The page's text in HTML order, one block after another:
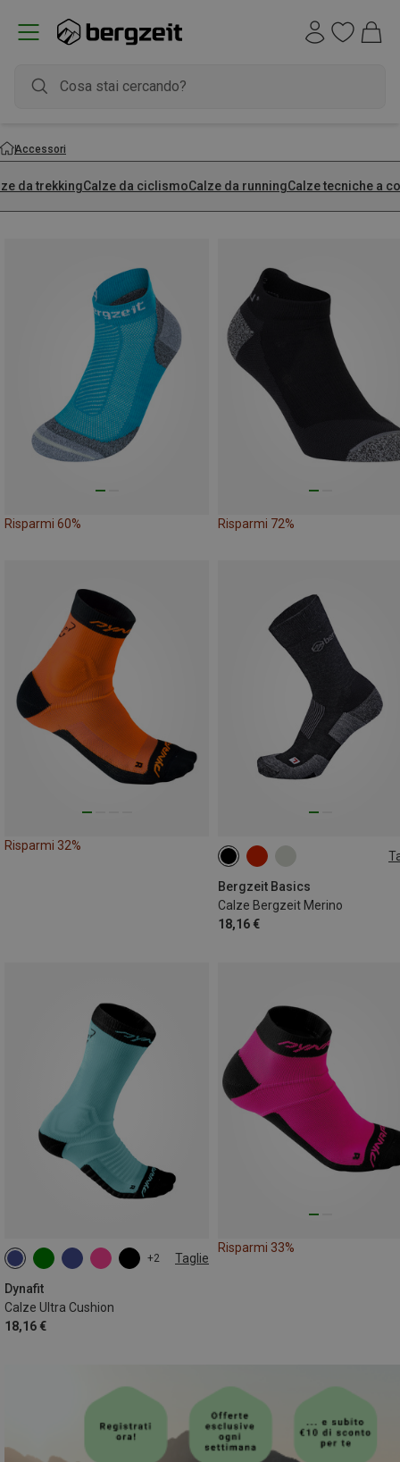
Accessori
da trekkingCalze da ciclismoCalze da runningCalze tecniche a
Risparmi 60% Risparmi 72%
Risparmi 32%
Bergzeit Basics
Calze Bergzeit Merino
18,16 €
36|37|38
45|46|47
+2 Taglie
Dynafit
Calze Ultra Cushion
18,16 €
35|36|37|38
39|40|41|42
43|44|45|46
Risparmi 33%